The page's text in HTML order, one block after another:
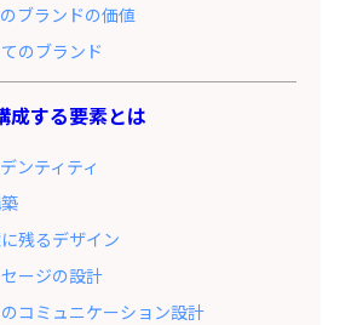
ブランドの価値
のブランド
成する要素とは
ンティティ
残るデザイン
ージの設計
コミュニケーション設計